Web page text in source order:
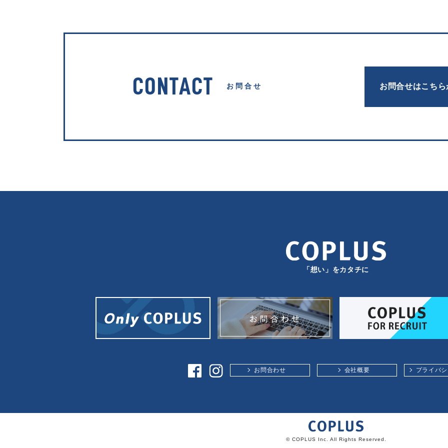
CONTACT お問合せ お問合せはこちら
「想い」をカタチに
お問合わせ 会社概要 プライバ
© COPLUS Inc. All Rights Reserved.